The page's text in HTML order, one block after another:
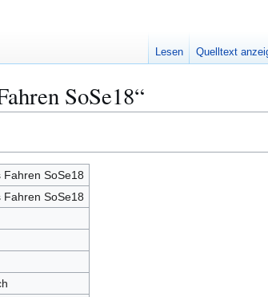
SoSe18“
Fahren SoSe18
Fahren SoSe18
Lesen Quelltext